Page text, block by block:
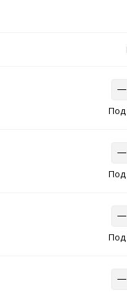
Под
Под
Под